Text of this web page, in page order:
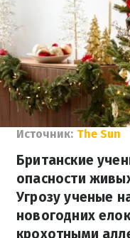
Источник: The Sun
Британские
опасности
Угрозу ученые
новогодних
крохотными